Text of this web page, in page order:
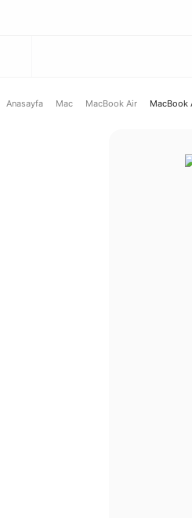
Anasayfa Mac MacBook Air MacBook